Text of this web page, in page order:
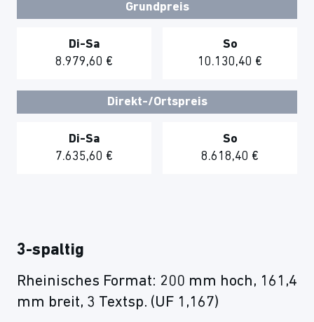
Grundpreis
Di-Sa
8.979,60 €
So
10.130,40 €
Direkt-/Ortspreis
Di-Sa
7.635,60 €
So
8.618,40 €
3-spaltig
Rheinisches Format: 200 mm hoch, 161,4
mm breit, 3 Textsp. (UF 1,167)